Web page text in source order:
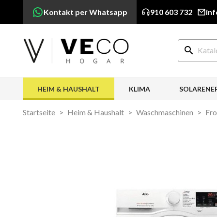
Kontakt per Whatsapp 910 603 732
search
HEIM & HAUSHALT KLIMA
Startseite Heim & Haushalt Waschmaschinen